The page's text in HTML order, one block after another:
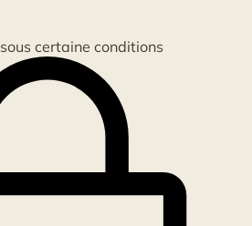
sous certaine conditions